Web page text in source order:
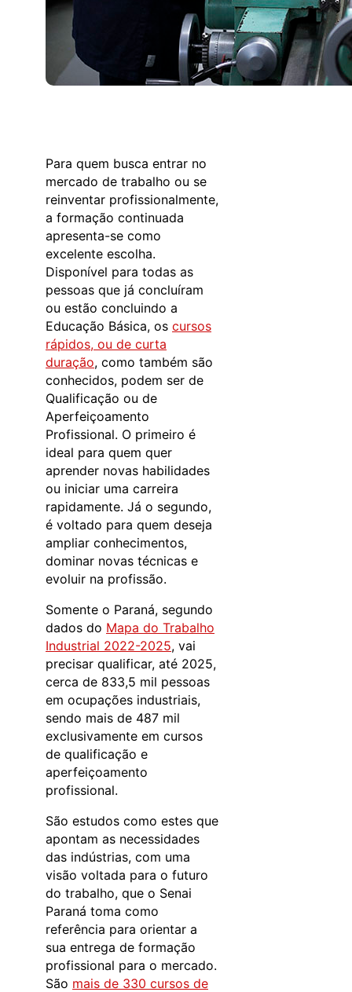
Para quem busca entrar no
mercado de trabalho ou se
reinventar profissionalmente,
a formação continuada
apresenta-se como
excelente escolha.
Disponível para todas as
pessoas que já concluíram
ou estão concluindo a
Educação Básica, os cursos
rápidos, ou de curta
duração, como também são
conhecidos, podem ser de
Qualificação ou de
Aperfeiçoamento
Profissional. O primeiro é
ideal para quem quer
aprender novas habilidades
ou iniciar uma carreira
rapidamente. Já o segundo,
é voltado para quem deseja
ampliar conhecimentos,
dominar novas técnicas e
evoluir na profissão.
Somente o Paraná, segundo
dados do Mapa do Trabalho
Industrial 2022-2025, vai
precisar qualificar, até 2025,
cerca de 833,5 mil pessoas
em ocupações industriais,
sendo mais de 487 mil
exclusivamente em cursos
de qualificação e
aperfeiçoamento
profissional.
São estudos como estes que
apontam as necessidades
das indústrias, com uma
visão voltada para o futuro
do trabalho, que o Senai
Paraná toma como
referência para orientar a
sua entrega de formação
profissional para o mercado.
São mais de 330 cursos de